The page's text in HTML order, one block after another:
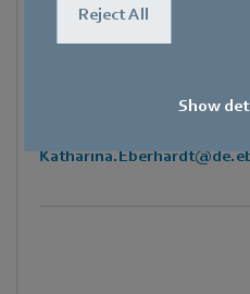
Reject All
Show
+49 7938 81-98112